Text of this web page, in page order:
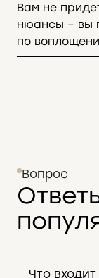
Вам не
нюансы – вы
по
Вопрос
Что